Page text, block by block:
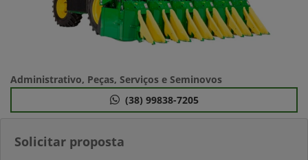
Solicitar proposta
Administrativo, Peças, Serviços e Seminovos
(38) 99838-7205